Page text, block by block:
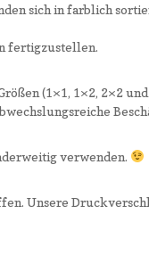
sich in farblich
fertigzustellen.
(1×1, 1×2, 2×2
verwenden.
Unsere